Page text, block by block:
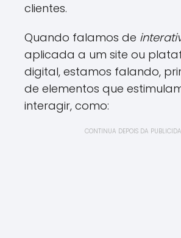
clientes.
Quando falamos de
aplicada a um site ou
digital, estamos falando,
de elementos que
interagir, como:
CONTINUA DEPOIS DA